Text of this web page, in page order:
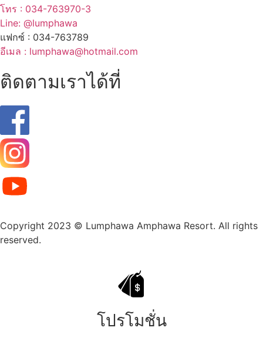
โทร : 034-763970-3
Line: @lumphawa
แฟกซ์ : 034-763789
อีเมล : lumphawa@hotmail.com
ติดตามเราได้ที่
Copyright 2023 © Lumphawa Amphawa Resort. All rights
reserved.
โปรโมชั่น